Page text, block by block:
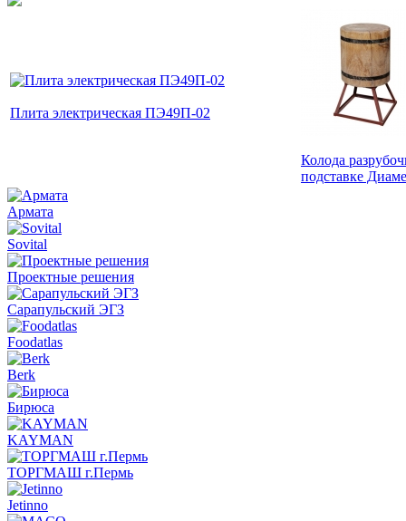
Плита электрическая ПЭ49П-02
Колода
подставке
Армата
Sovital
Проектные решения
Сарапульский ЭГЗ
Foodatlas
Berk
Бирюса
KAYMAN
ТОРГМАШ г.Пермь
Jetinno